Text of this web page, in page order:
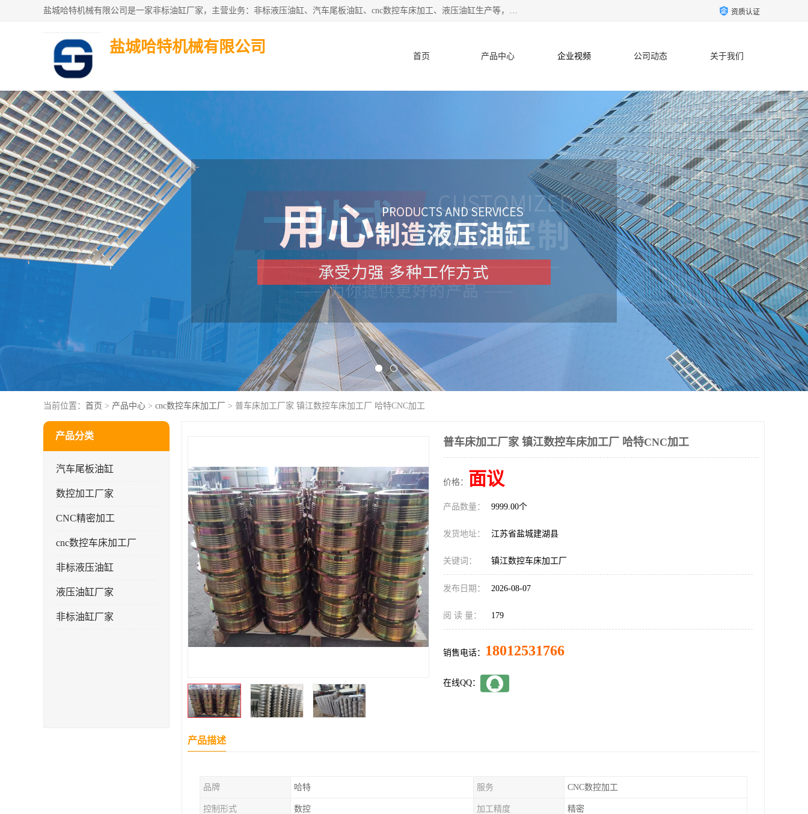
盐城哈特机械有限公司是一家非标油缸厂家，主营业务：非标液压油缸、汽车尾板油缸、cnc数控车床加工、液压油缸生产等，公司已通过了 ISO9000 质、量管理体系认证和 ISO14001、环境管理体系认证,力求成为一家以技术实力著称的多元化机械制造企业。 资质认证
盐城哈特机械有限公司
首页 产品中心 企业视频 公司动态 关于我们
当前位置： 首页 > 产品中心 > cnc数控车床加工厂 > 普车床加工厂家 镇江数控车床加工厂 哈特CNC加工
产品分类
汽车尾板油缸
数控加工厂家
CNC精密加工
cnc数控车床加工厂
非标液压油缸
液压油缸厂家
非标油缸厂家
普车床加工厂家 镇江数控车床加工厂 哈特CNC加工
价格： 面议
产品数量： 9999.00个
发货地址： 江苏省盐城建湖县
关键词： 镇江数控车床加工厂
发布日期： 2026-08-07
阅 读 量： 179
销售电话： 18012531766
在线QQ：
产品描述
品牌 哈特 服务 CNC数控加工
控制形式 数控 加工精度 精密